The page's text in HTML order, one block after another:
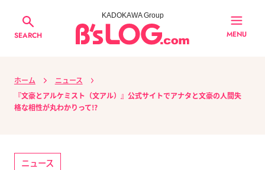
SEARCH
KADOKAWA Group
MENU
ホーム
ニュース
『文豪とアルケミスト（文アル）』公式サイトでアナタと文豪の人間失
格な相性が丸わかりって!?
ニュース